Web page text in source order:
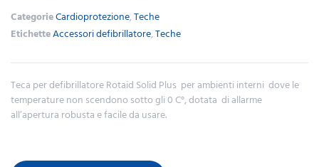
CategorieCardioprotezione,Teche
EtichetteAccessori defibrillatore,Teche
Teca per defibrillatore Rotaid Solid Plus per ambienti interni dove le
temperature non scendono sotto gli 0 C°, dotata di allarme
all’apertura robusta e facile da usare.